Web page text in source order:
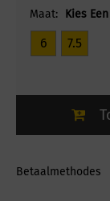
Maat: Kies
6 7.5
Betaalmethodes